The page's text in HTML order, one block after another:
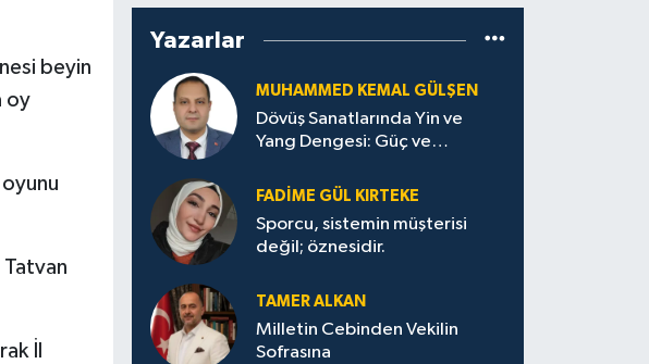
beyin
oy
oyunu
Tatvan
İl
Yazarlar
MUHAMMED KEMAL GÜLŞEN
Dövüş Sanatlarında Yin ve
Yang Dengesi: Güç ve
FADIME GÜL KIRTEKE
Sporcu, sistemin müşterisi
değil; öznesidir.
TAMER ALKAN
Milletin Cebinden Vekilin
Sofrasına